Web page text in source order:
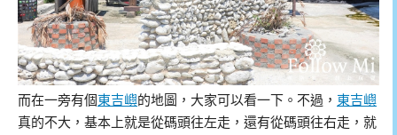
而在一旁有個東吉嶼的地圖，大家可以看一下。不過， 東吉嶼
真的不大，基本上就是從碼頭往左走，還有從碼頭往右走，就